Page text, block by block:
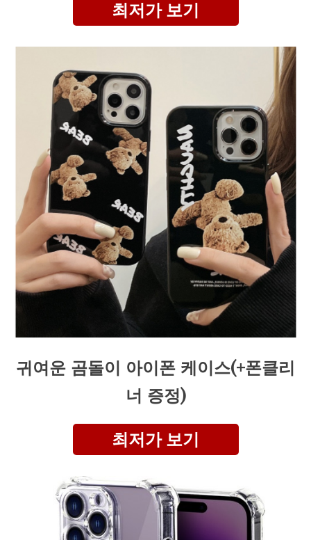
최저가 보기
귀여운 곰돌이 아이폰 케이스(+폰클리
너 증정)
최저가 보기